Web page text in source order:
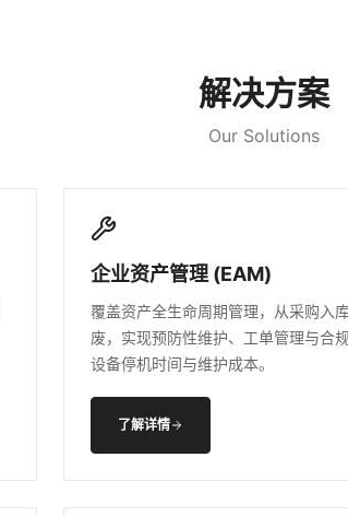
解决方案
Our Solutions
企业资产管理 (EAM)
覆盖资产全生命周期管理，从采购入
废，实现预防性维护、工单管理与合
设备停机时间与维护成本。
了解详情